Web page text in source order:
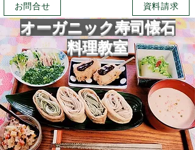
お問合せ 資料請求
オーガニック寿司懐石
料理教室